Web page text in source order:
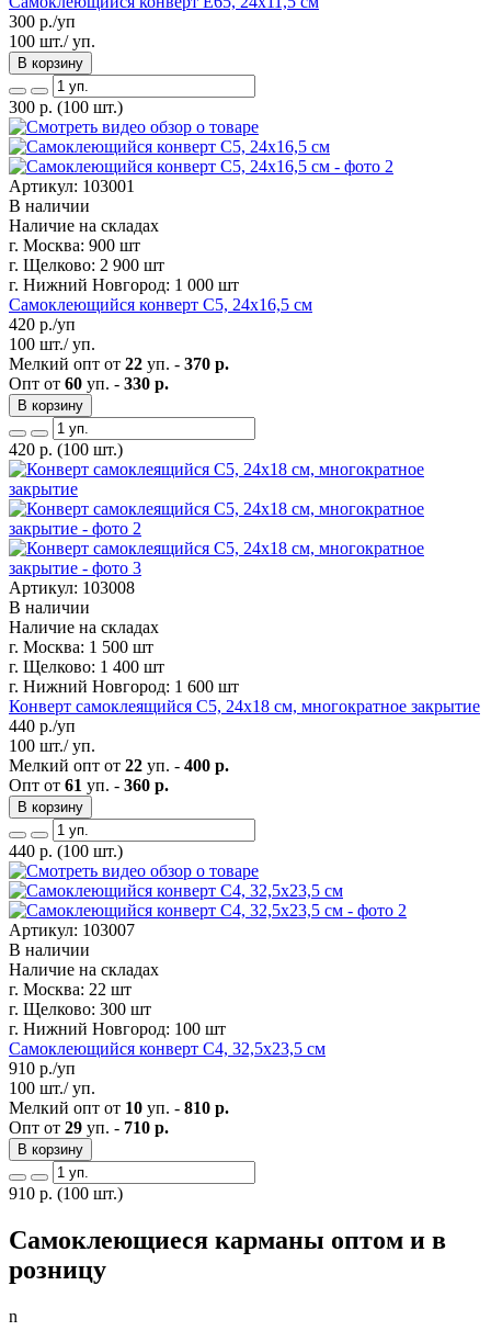
300 р./уп
100 шт./ уп.
В корзину
300 р. (100 шт.)
Артикул: 103001
В наличии
Наличие на складах
г. Москва: 900 шт
г. Щелково: 2 900 шт
г. Нижний Новгород: 1 000 шт
Самоклеющийся конверт С5, 24х16,5 см
420 р./уп
100 шт./ уп.
Мелкий опт от 22 уп. - 370 р.
Опт от 60 уп. - 330 р.
В корзину
420 р. (100 шт.)
Артикул: 103008
В наличии
Наличие на складах
г. Москва: 1 500 шт
г. Щелково: 1 400 шт
г. Нижний Новгород: 1 600 шт
Конверт самоклеящийся С5, 24х18 см, многократное закрытие
440 р./уп
100 шт./ уп.
Мелкий опт от 22 уп. - 400 р.
Опт от 61 уп. - 360 р.
В корзину
440 р. (100 шт.)
Артикул: 103007
В наличии
Наличие на складах
г. Москва: 22 шт
г. Щелково: 300 шт
г. Нижний Новгород: 100 шт
Самоклеющийся конверт С4, 32,5х23,5 см
910 р./уп
100 шт./ уп.
Мелкий опт от 10 уп. - 810 р.
Опт от 29 уп. - 710 р.
В корзину
910 р. (100 шт.)
Самоклеющиеся карманы оптом и в
розницу
n